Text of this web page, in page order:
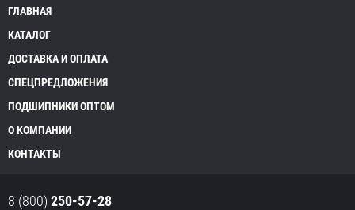
ГЛАВНАЯ
КАТАЛОГ
ДОСТАВКА И ОПЛАТА
СПЕЦПРЕДЛОЖЕНИЯ
ПОДШИПНИКИ ОПТОМ
О КОМПАНИИ
КОНТАКТЫ
8 (800) 250-57-28